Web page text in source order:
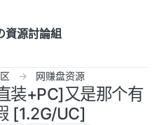
資源討論組
网赚盘资源
装+PC]又是那个有
[1.2G/UC]